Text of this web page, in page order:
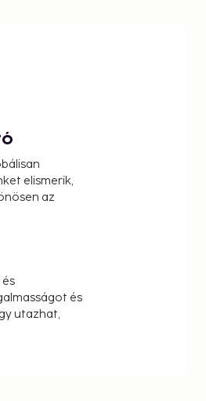
elismerik,
az
és
utazhat,